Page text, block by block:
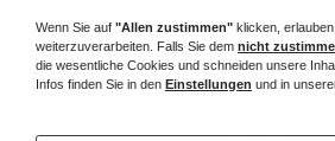
Wenn Sie auf "Allen zustimmen" klicken,
weiterzuverarbeiten. Falls Sie dem nicht
die wesentliche Cookies und schneiden unsere
Infos finden Sie in den Einstellungen und in